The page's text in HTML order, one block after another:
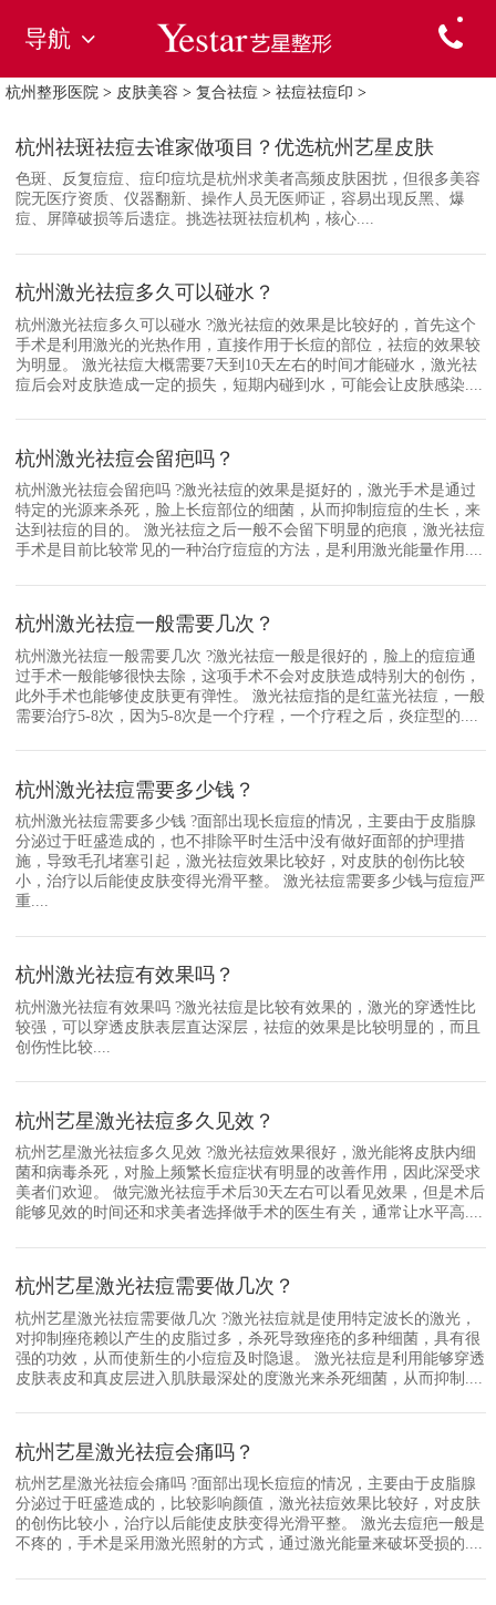
导航
杭州整形医院 > 皮肤美容 > 复合祛痘 > 祛痘祛痘印 >
杭州祛斑祛痘去谁家做项目？优选杭州艺星皮肤
色斑、反复痘痘、痘印痘坑是杭州求美者高频皮肤困扰，但很多美容
院无医疗资质、仪器翻新、操作人员无医师证，容易出现反黑、爆
痘、屏障破损等后遗症。挑选祛斑祛痘机构，核心....
杭州激光祛痘多久可以碰水？
杭州激光祛痘多久可以碰水 ?激光祛痘的效果是比较好的，首先这个
手术是利用激光的光热作用，直接作用于长痘的部位，祛痘的效果较
为明显。 激光祛痘大概需要7天到10天左右的时间才能碰水，激光祛
痘后会对皮肤造成一定的损失，短期内碰到水，可能会让皮肤感染....
杭州激光祛痘会留疤吗？
杭州激光祛痘会留疤吗 ?激光祛痘的效果是挺好的，激光手术是通过
特定的光源来杀死，脸上长痘部位的细菌，从而抑制痘痘的生长，来
达到祛痘的目的。 激光祛痘之后一般不会留下明显的疤痕，激光祛痘
手术是目前比较常见的一种治疗痘痘的方法，是利用激光能量作用....
杭州激光祛痘一般需要几次？
杭州激光祛痘一般需要几次 ?激光祛痘一般是很好的，脸上的痘痘通
过手术一般能够很快去除，这项手术不会对皮肤造成特别大的创伤，
此外手术也能够使皮肤更有弹性。 激光祛痘指的是红蓝光祛痘，一般
需要治疗5-8次，因为5-8次是一个疗程，一个疗程之后，炎症型的....
杭州激光祛痘需要多少钱？
杭州激光祛痘需要多少钱 ?面部出现长痘痘的情况，主要由于皮脂腺
分泌过于旺盛造成的，也不排除平时生活中没有做好面部的护理措
施，导致毛孔堵塞引起，激光祛痘效果比较好，对皮肤的创伤比较
小，治疗以后能使皮肤变得光滑平整。 激光祛痘需要多少钱与痘痘严
重....
杭州激光祛痘有效果吗？
杭州激光祛痘有效果吗 ?激光祛痘是比较有效果的，激光的穿透性比
较强，可以穿透皮肤表层直达深层，祛痘的效果是比较明显的，而且
创伤性比较....
杭州艺星激光祛痘多久见效？
杭州艺星激光祛痘多久见效 ?激光祛痘效果很好，激光能将皮肤内细
菌和病毒杀死，对脸上频繁长痘症状有明显的改善作用，因此深受求
美者们欢迎。 做完激光祛痘手术后30天左右可以看见效果，但是术后
能够见效的时间还和求美者选择做手术的医生有关，通常让水平高....
杭州艺星激光祛痘需要做几次？
杭州艺星激光祛痘需要做几次 ?激光祛痘就是使用特定波长的激光，
对抑制痤疮赖以产生的皮脂过多，杀死导致痤疮的多种细菌，具有很
强的功效，从而使新生的小痘痘及时隐退。 激光祛痘是利用能够穿透
皮肤表皮和真皮层进入肌肤最深处的度激光来杀死细菌，从而抑制....
杭州艺星激光祛痘会痛吗？
杭州艺星激光祛痘会痛吗 ?面部出现长痘痘的情况，主要由于皮脂腺
分泌过于旺盛造成的，比较影响颜值，激光祛痘效果比较好，对皮肤
的创伤比较小，治疗以后能使皮肤变得光滑平整。 激光去痘疤一般是
不疼的，手术是采用激光照射的方式，通过激光能量来破坏受损的....